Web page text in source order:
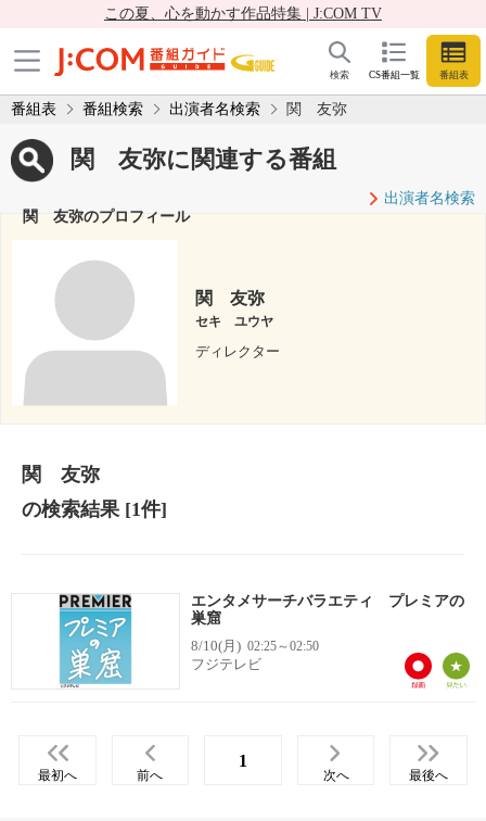
この夏、心を動かす作品特集 | J:COM TV
CS番組一覧 番組表
検索
番組表 番組検索 出演者名検索 関 友弥
関 友弥に関連する番組
出演者名検索
関 友弥のプロフィール
関 友弥
セキ ユウヤ
ディレクター
関 友弥
の検索結果[1件]
エンタメサーチバラエティ プレミアの
巣窟
8/10(月) 02:25～02:50
フジテレビ
最初へ 前へ
1
次へ 最後へ